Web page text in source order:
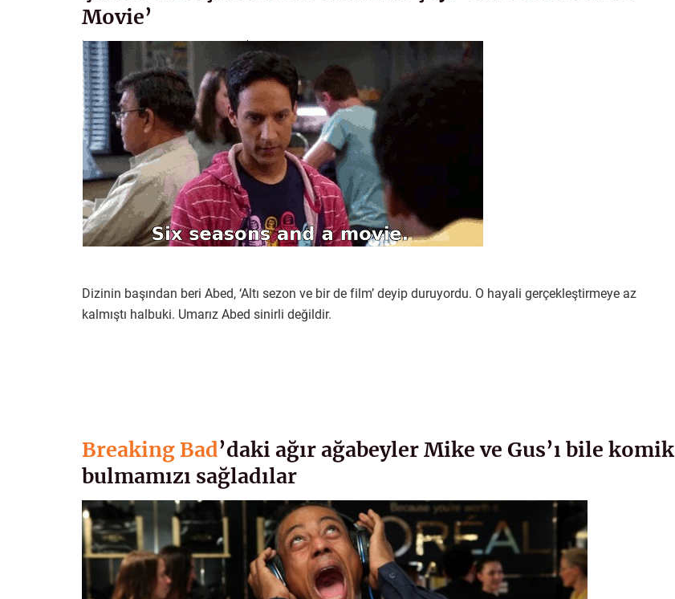
Movie’
Dizinin başından beri Abed, ‘Altı sezon ve bir de film’ deyip duruyordu. O hayali gerçekleştirmeye az
kalmıştı halbuki. Umarız Abed sinirli değildir.
Breaking Bad’daki ağır ağabeyler Mike ve Gus’ı bile komik
bulmamızı sağladılar